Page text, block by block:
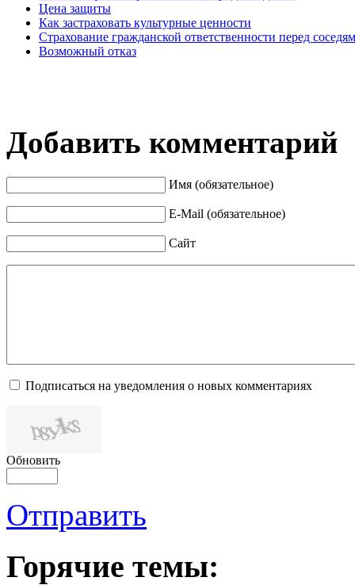
Цена защиты
Как застраховать культурные ценности
Страхование гражданской ответственности перед
Возможный отказ
Добавить комментарий
Имя (обязательное)
E-Mail (обязательное)
Сайт
Подписаться на уведомления о новых комментариях
Обновить
Отправить
Горячие темы: